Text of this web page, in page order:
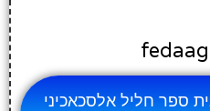
ספר חליל אלסכאכיני